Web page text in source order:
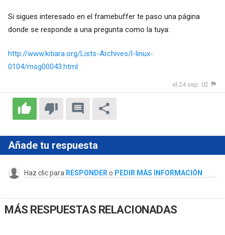
Si sigues interesado en el framebuffer te paso una página
donde se responde a una pregunta como la tuya:
http://www.kitiara.org/Lists-Archives/l-linux-
0104/msg00043.html
el 24 sep. 02
Añade tu respuesta
Haz clic para RESPONDER o PEDIR MÁS INFORMACIÓN
MÁS RESPUESTAS RELACIONADAS